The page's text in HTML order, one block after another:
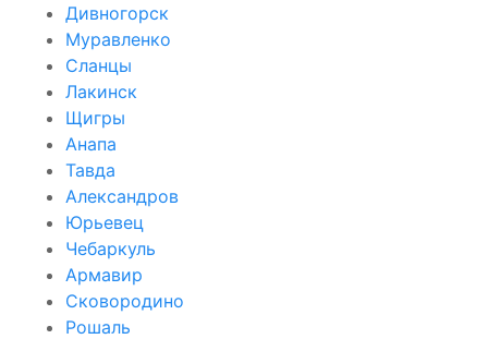
Дивногорск
Муравленко
Сланцы
Лакинск
Щигры
Анапа
Тавда
Александров
Юрьевец
Чебаркуль
Армавир
Сковородино
Рошаль